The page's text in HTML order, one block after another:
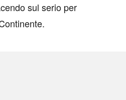
sul serio per